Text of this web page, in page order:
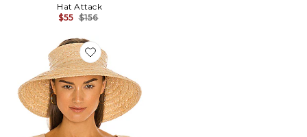
Hat Attack
$55 Previous price:
$156
Favorite VISIÈRE ROLL UP